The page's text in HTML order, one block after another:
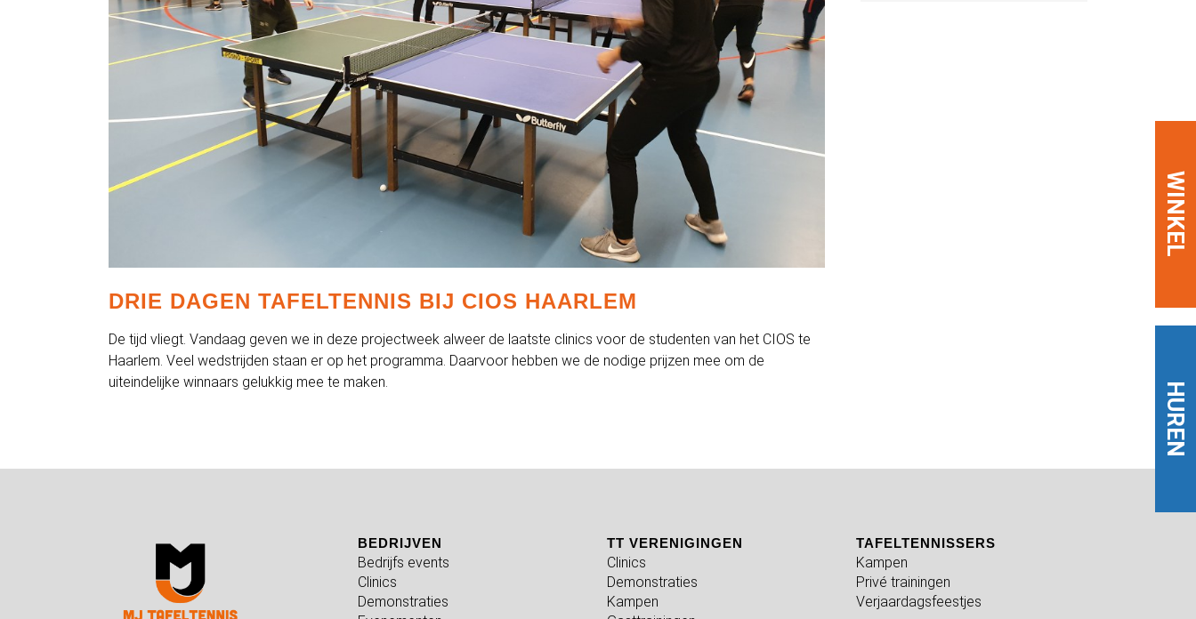
HUREN
WINKEL
DRIE DAGEN TAFELTENNIS BIJ CIOS HAARLEM
De tijd vliegt. Vandaag geven we in deze projectweek alweer de laatste clinics voor de studenten van het CIOS te
Haarlem. Veel wedstrijden staan er op het programma. Daarvoor hebben we de nodige prijzen mee om de
uiteindelijke winnaars gelukkig mee te maken.
BEDRIJVEN
Bedrijfs events
Clinics
Demonstraties
TT VERENIGINGEN
Clinics
Demonstraties
Kampen
TAFELTENNISSERS
Kampen
Privé trainingen
Verjaardagsfeestjes